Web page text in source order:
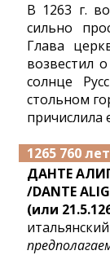
В 1263 г.
сильно
Глава
возвестил
солнце
стольном
причислила
1265 760
ДАНТЕ
/DANTE
(или